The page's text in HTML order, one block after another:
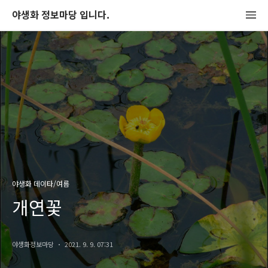
야생화 정보마당 입니다.
야생화 데이타/여름
개연꽃
야생화정보마당 2021. 9. 9. 07:31